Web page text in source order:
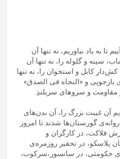
تا به یاد بیاوریم، نه تنها آن
سینه و گلوله را، نه تنها آن
کابل و استخوان را، نه تنها
بازجویی و «النجاه فی الصدق»
مقاومت و سروهای سربلندِ
آن غیبت بزرگ را، آن بدن‌های
گورستان‌ها شدند تا امروز
فلاکت، در کارگران و
پلاسکو، در تحقیر روزمره‌ی
حکومتی، در سانسور،سرکوب،